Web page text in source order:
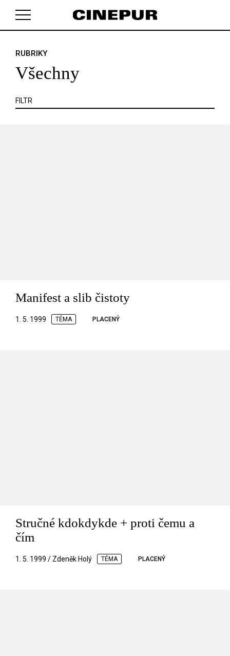
RUBRIKY
Všechny
FILTR
KRITIKA MIMO KINO POJEM PORTRÉT
Manifest a slib čistoty
1. 5. 1999 TÉMA PLACENÝ
Stručné kdokdykde + proti čemu a
čím
1. 5. 1999 / Zdeněk Holý TÉMA PLACENÝ